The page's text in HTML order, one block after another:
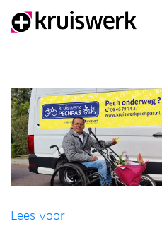
Direct door naar content
Lees voor